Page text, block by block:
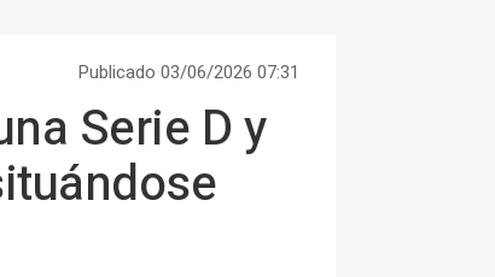
Publicado 03/06/2026 07:31
Serie D y